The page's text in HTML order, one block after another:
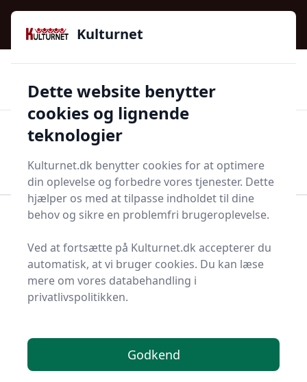
Kulturnet - Alt Det Gode I Livet | Din Kulturguide Siden
2016
97 kategorier 👍Kun godkendte butikker
Start søgning
Bolig og indretning
Fest og festoppyntning
Bedste pusterør - 2
anbefalinger
Find de bedste pusterør på Kulturnet! Vi har udvalgt 2
top-produkter, så du er sikret kvalitet og værdi.
Kulturnet
Dette website benytter
cookies og lignende
teknologier
Kulturnet.dk benytter cookies for at optimere
din oplevelse og forbedre vores tjenester. Dette
hjælper os med at tilpasse indholdet til dine
behov og sikre en problemfri brugeroplevelse.
Ved at fortsætte på Kulturnet.dk accepterer du
automatisk, at vi bruger cookies. Du kan læse
mere om vores databehandling i
privatlivspolitikken.
Godkend